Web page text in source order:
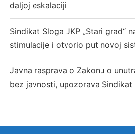
daljoj eskalaciji
Sindikat Sloga JKP „Stari grad“
stimulacije i otvorio put novoj
Javna rasprava o Zakonu o
bez javnosti, upozorava Sindikat